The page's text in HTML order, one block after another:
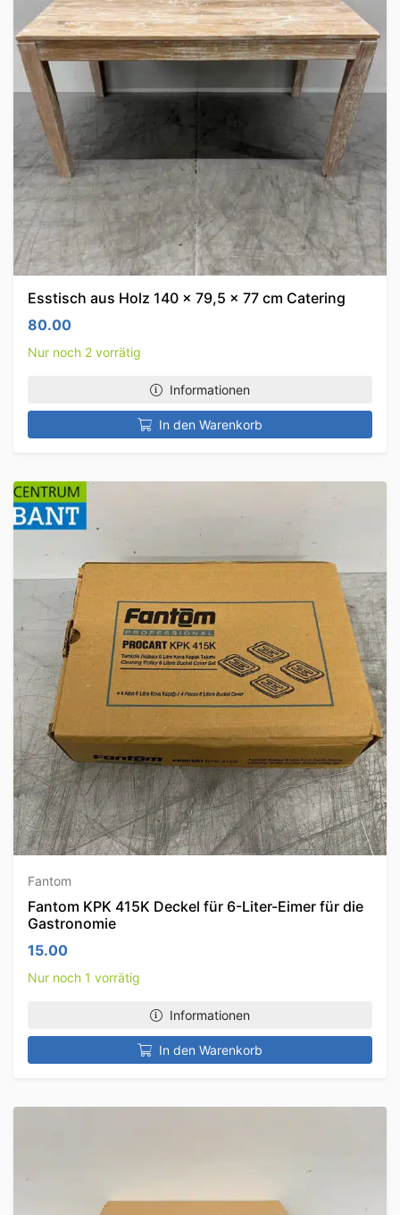
Esstisch aus Holz 140 x 79,5 x 77 cm Catering
80.00
Nur noch 2 vorrätig
Informationen
In den Warenkorb
Fantom
Fantom KPK 415K Deckel für 6-Liter-Eimer für die
Gastronomie
15.00
Nur noch 1 vorrätig
Informationen
In den Warenkorb